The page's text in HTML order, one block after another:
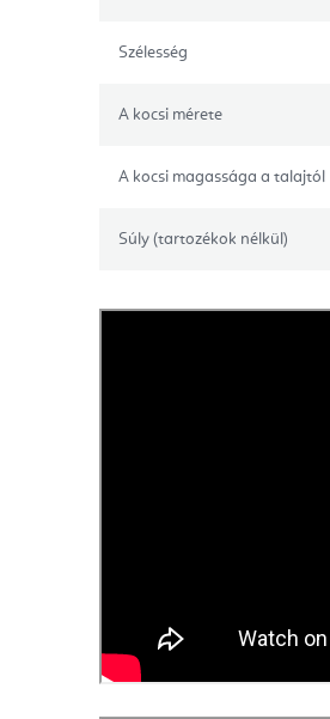
Szélesség
A kocsi mérete
A kocsi magassága a talajtól
Súly (tartozékok nélkül)